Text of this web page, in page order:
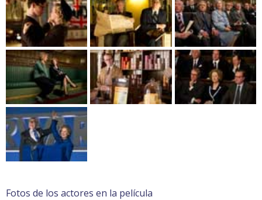
Fotos de los actores en la película